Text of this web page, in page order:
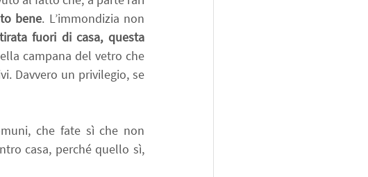
bene. L’immondizia non
fuori di casa, questa
campana del vetro che
Davvero un privilegio, se
che fate sì che non
casa, perché quello sì,